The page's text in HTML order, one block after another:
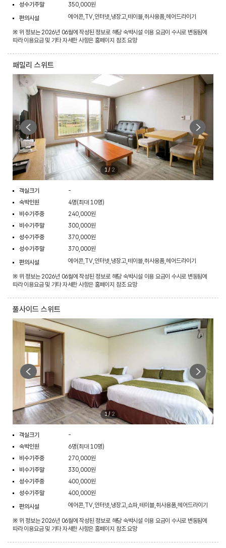
성수기주말
350,000원
편의시설
에어콘,TV,인터넷,냉장고,테이블,취사용품,헤어드라이기
※ 위 정보는 2026년 06월에 작성된 정보로 해당 숙박시설 이용 요금이 수시로 변동됨에
따라 이용요금 및 기타 자세한 사항은 홈페이지 참조 요망
패밀리 스위트
1/ 2
객실크기
-
숙박인원
4명(최대 10명)
비수기주중
240,000원
비수기주말
300,000원
성수기주중
370,000원
성수기주말
370,000원
편의시설
에어콘,TV,인터넷,냉장고,테이블,취사용품,헤어드라이기
※ 위 정보는 2026년 06월에 작성된 정보로 해당 숙박시설 이용 요금이 수시로 변동됨에
따라 이용요금 및 기타 자세한 사항은 홈페이지 참조 요망
풀사이드 스위트
1/ 2
객실크기
-
숙박인원
6명(최대 10명)
비수기주중
270,000원
비수기주말
330,000원
성수기주중
400,000원
성수기주말
400,000원
편의시설
에어콘,TV,인터넷,냉장고,쇼파,테이블,취사용품,헤어드라이기
※ 위 정보는 2026년 06월에 작성된 정보로 해당 숙박시설 이용 요금이 수시로 변동됨에
따라 이용요금 및 기타 자세한 사항은 홈페이지 참조 요망